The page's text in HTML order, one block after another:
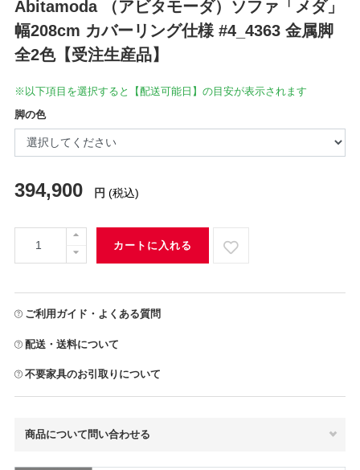
Abitamoda （アビタモーダ）ソファ「メダ」
幅208cm カバーリング仕様 #4_4363 金属脚
全2色【受注生産品】
※以下項目を選択すると【配送可能日】の目安が表示されます
脚の色
394,900 円 (税込)
カートに入れる
ご利用ガイド・よくある質問
配送・送料について
不要家具のお引取りについて
商品について問い合わせる